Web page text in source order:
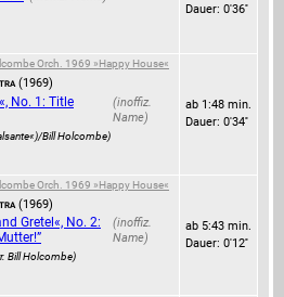
Dauer: 0'36''
Orch. 1969 »Happy House«
(1969)
No. 1: Title
Bill Holcombe)
ab 1:48 min.
Dauer: 0'34''
Orch. 1969 »Happy House«
(1969)
Gretel«, No. 2:
Bill Holcombe)
ab 5:43 min.
Dauer: 0'12''